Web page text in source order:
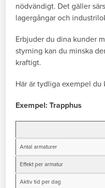
nödvändigt. Det gäller
lagergångar och
Erbjuder du dina kunder
styrning kan du minska
kraftigt.
Här är tydliga exempel du
Exempel: Trapphus
Antal armaturer
Effekt per armatur
Aktiv tid per dag